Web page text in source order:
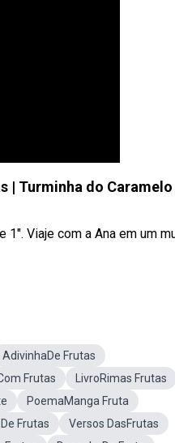
| Turminha do Caramelo
1". Viaje com a Ana em um
AdivinhaDe Frutas
Frutas
LivroRimas Frutas
PoemaManga Fruta
Frutas
Versos DasFrutas